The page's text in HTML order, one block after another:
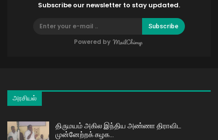
Subscribe our newsletter to stay updated.
Subscribe
Powered by
அரசியல்
திருமயம் அகில இந்திய அண்ணா திராவிட
முன்னேற்றக் கழக…